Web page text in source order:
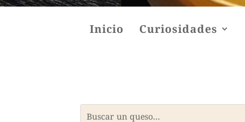
Inicio Curiosidades